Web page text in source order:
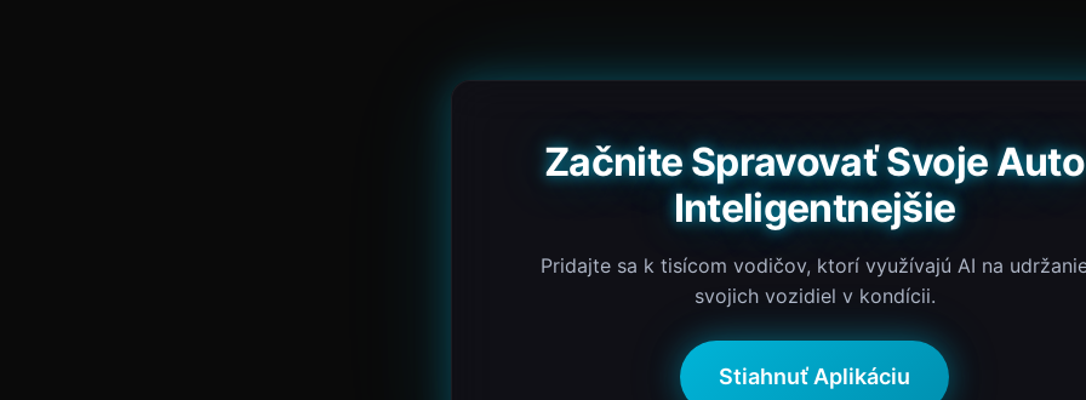
Začnite Spravovať Svoje Auto
Inteligentnejšie
Pridajte sa k tisícom vodičov, ktorí využívajú AI na
svojich vozidiel v kondícii.
Stiahnuť Aplikáciu